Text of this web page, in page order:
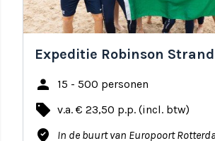
Expeditie Robinson Strand
person 15 - 500 personen
local_offer v.a. € 23,50 p.p. (incl. btw)
where_to_vote In de buurt van Europoort